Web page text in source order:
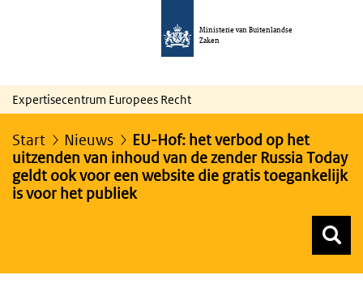
Ministerie van Buitenlandse
Zaken
Expertisecentrum Europees Recht
Start Nieuws
EU-Hof: het verbod op het
uitzenden van inhoud van de zender Russia Today
geldt ook voor een website die gratis toegankelijk
is voor het publiek